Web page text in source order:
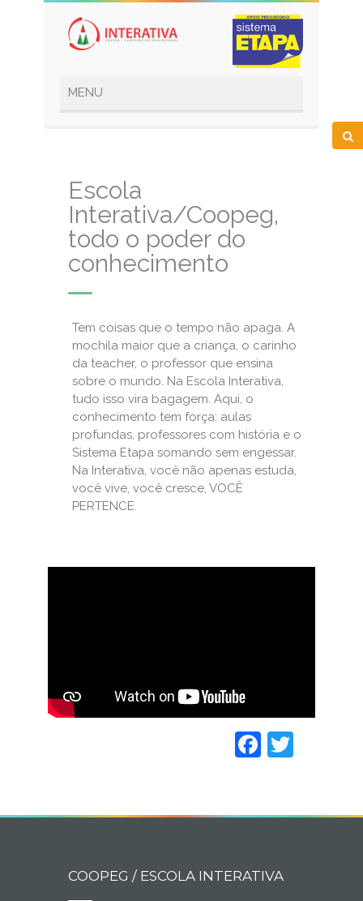
Escola
Interativa/Coopeg,
todo o poder do
conhecimento
Tem coisas que o tempo não apaga. A
mochila maior que a criança, o carinho
da teacher, o professor que ensina
sobre o mundo. Na Escola Interativa,
tudo isso vira bagagem. Aqui, o
conhecimento tem força: aulas
profundas, professores com história e o
Sistema Etapa somando sem engessar.
Na Interativa, você não apenas estuda,
você vive, você cresce, VOCÊ
PERTENCE.
COOPEG / ESCOLA INTERATIVA